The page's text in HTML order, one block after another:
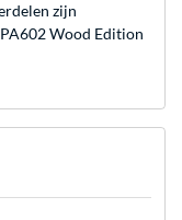
zijn
Wood Edition